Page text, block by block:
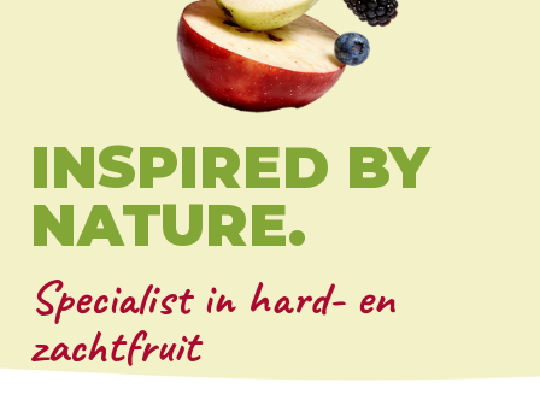
INSPIRED BY
NATURE.
Specialist in hard- en
zachtfruit